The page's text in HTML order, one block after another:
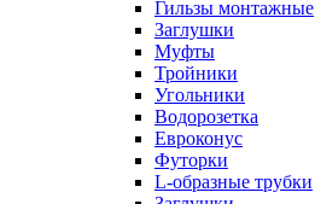
Гильзы монтажные
Заглушки
Муфты
Тройники
Угольники
Водорозетка
Евроконус
Футорки
L-образные трубки